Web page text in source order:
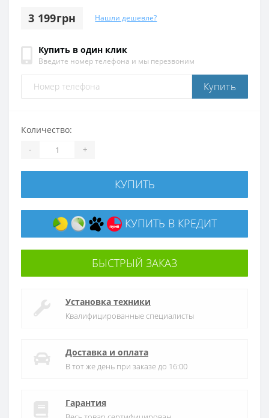
3 199грн Нашли дешевле?
Купить в один клик
Введите номер телефона и мы перезвоним
Купить
Количество:
- +
КУПИТЬ
КУПИТЬ В КРЕДИТ
БЫСТРЫЙ ЗАКАЗ
Установка техники
Квалифицированные специалисты
Доставка и оплата
В тот же день при заказе до 16:00
Гарантия